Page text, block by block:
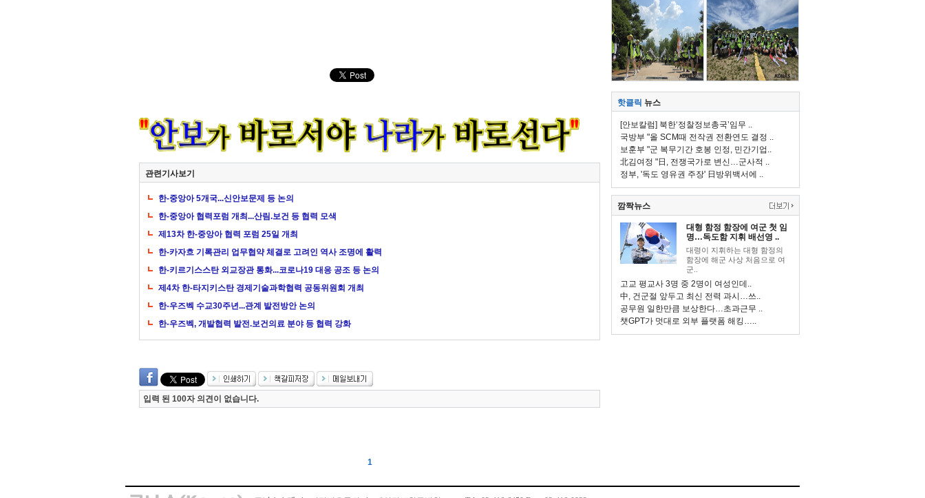
관련기사보기
한-중앙아 5개국...신안보문제 등 논의
한-중앙아 협력포럼 개최...산림.보건 등 협력 모색
제13차 한-중앙아 협력 포럼 25일 개최
한-카자흐 기록관리 업무협약 체결로 고려인 역사 조명에 활력
한-키르기스스탄 외교장관 통화...코로나19 대응 공조 등 논의
제4차 한-타지키스탄 경제기술과학협력 공동위원회 개최
한-우즈벡 수교30주년...관계 발전방안 논의
한-우즈벡, 개발협력 발전.보건의료 분야 등 협력 강화
입력 된 100자 의견이 없습니다.
1
핫클릭 뉴스
[안보칼럼] 북한‘정찰정보총국’임무 ..
국방부 "올 SCM때 전작권 전환연도 결정 ..
보훈부 "군 복무기간 호봉 인정, 민간기업..
北김여정 "日, 전쟁국가로 변신…군사적 ..
정부, '독도 영유권 주장' 日방위백서에 ..
깜짝뉴스
대형 함정 함장에 여군 첫 임
명…독도함 지휘 배선영 ..
대령이 지휘하는 대형 함정의
함장에 해군 사상 처음으로 여
군..
고교 평교사 3명 중 2명이 여성인데..
中, 건군절 앞두고 최신 전력 과시…쓰..
공무원 일한만큼 보상한다…초과근무 ..
챗GPT가 멋대로 외부 플랫폼 해킹…..